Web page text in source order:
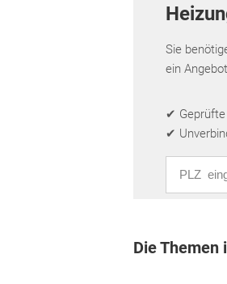
Sie
ein
✔ Geprüfte
✔
Die Themen